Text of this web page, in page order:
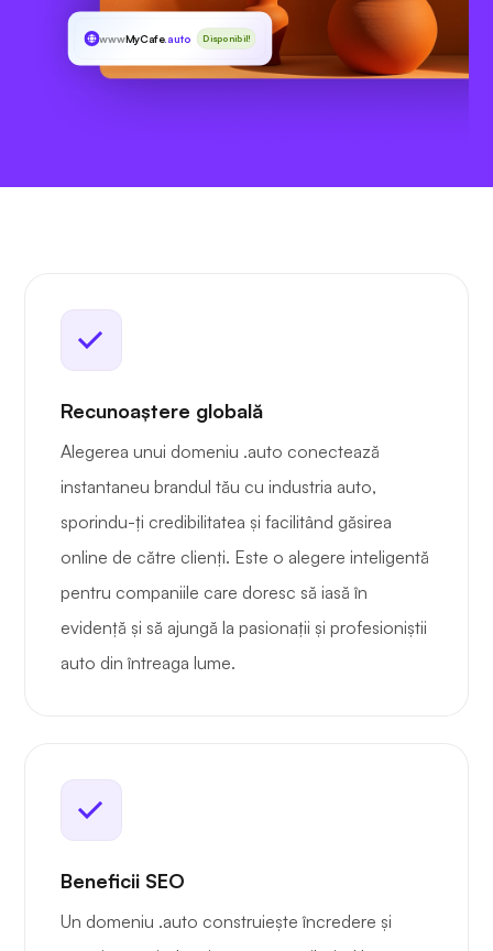
wwwMyCafe.auto Disponibil!
Recunoaștere globală
Alegerea unui domeniu .auto conectează
instantaneu brandul tău cu industria auto,
sporindu-ți credibilitatea și facilitând găsirea
online de către clienți. Este o alegere inteligentă
pentru companiile care doresc să iasă în
evidență și să ajungă la pasionații și profesioniștii
auto din întreaga lume.
Beneficii SEO
Un domeniu .auto construiește încredere și